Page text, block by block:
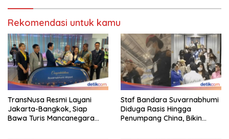
Rekomendasi untuk kamu
TransNusa Resmi Layani
Jakarta-Bangkok, Siap
Bawa Turis Mancanegara
Staf Bandara Suvarnabhumi
Diduga Rasis Hingga
Penumpang China, Bikin